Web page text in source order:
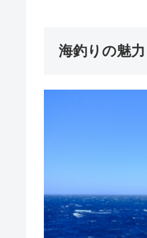
海釣りの魅力